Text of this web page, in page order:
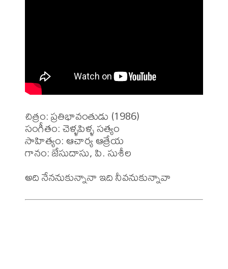
చిత్రం: ప్రతిభావంతుడు (1986)
సంగీతం: చెళ్ళపిళ్ళ సత్యం
సాహిత్యం: ఆచార్య ఆత్రేయ
గానం: జేసుదాసు, పి. సుశీల